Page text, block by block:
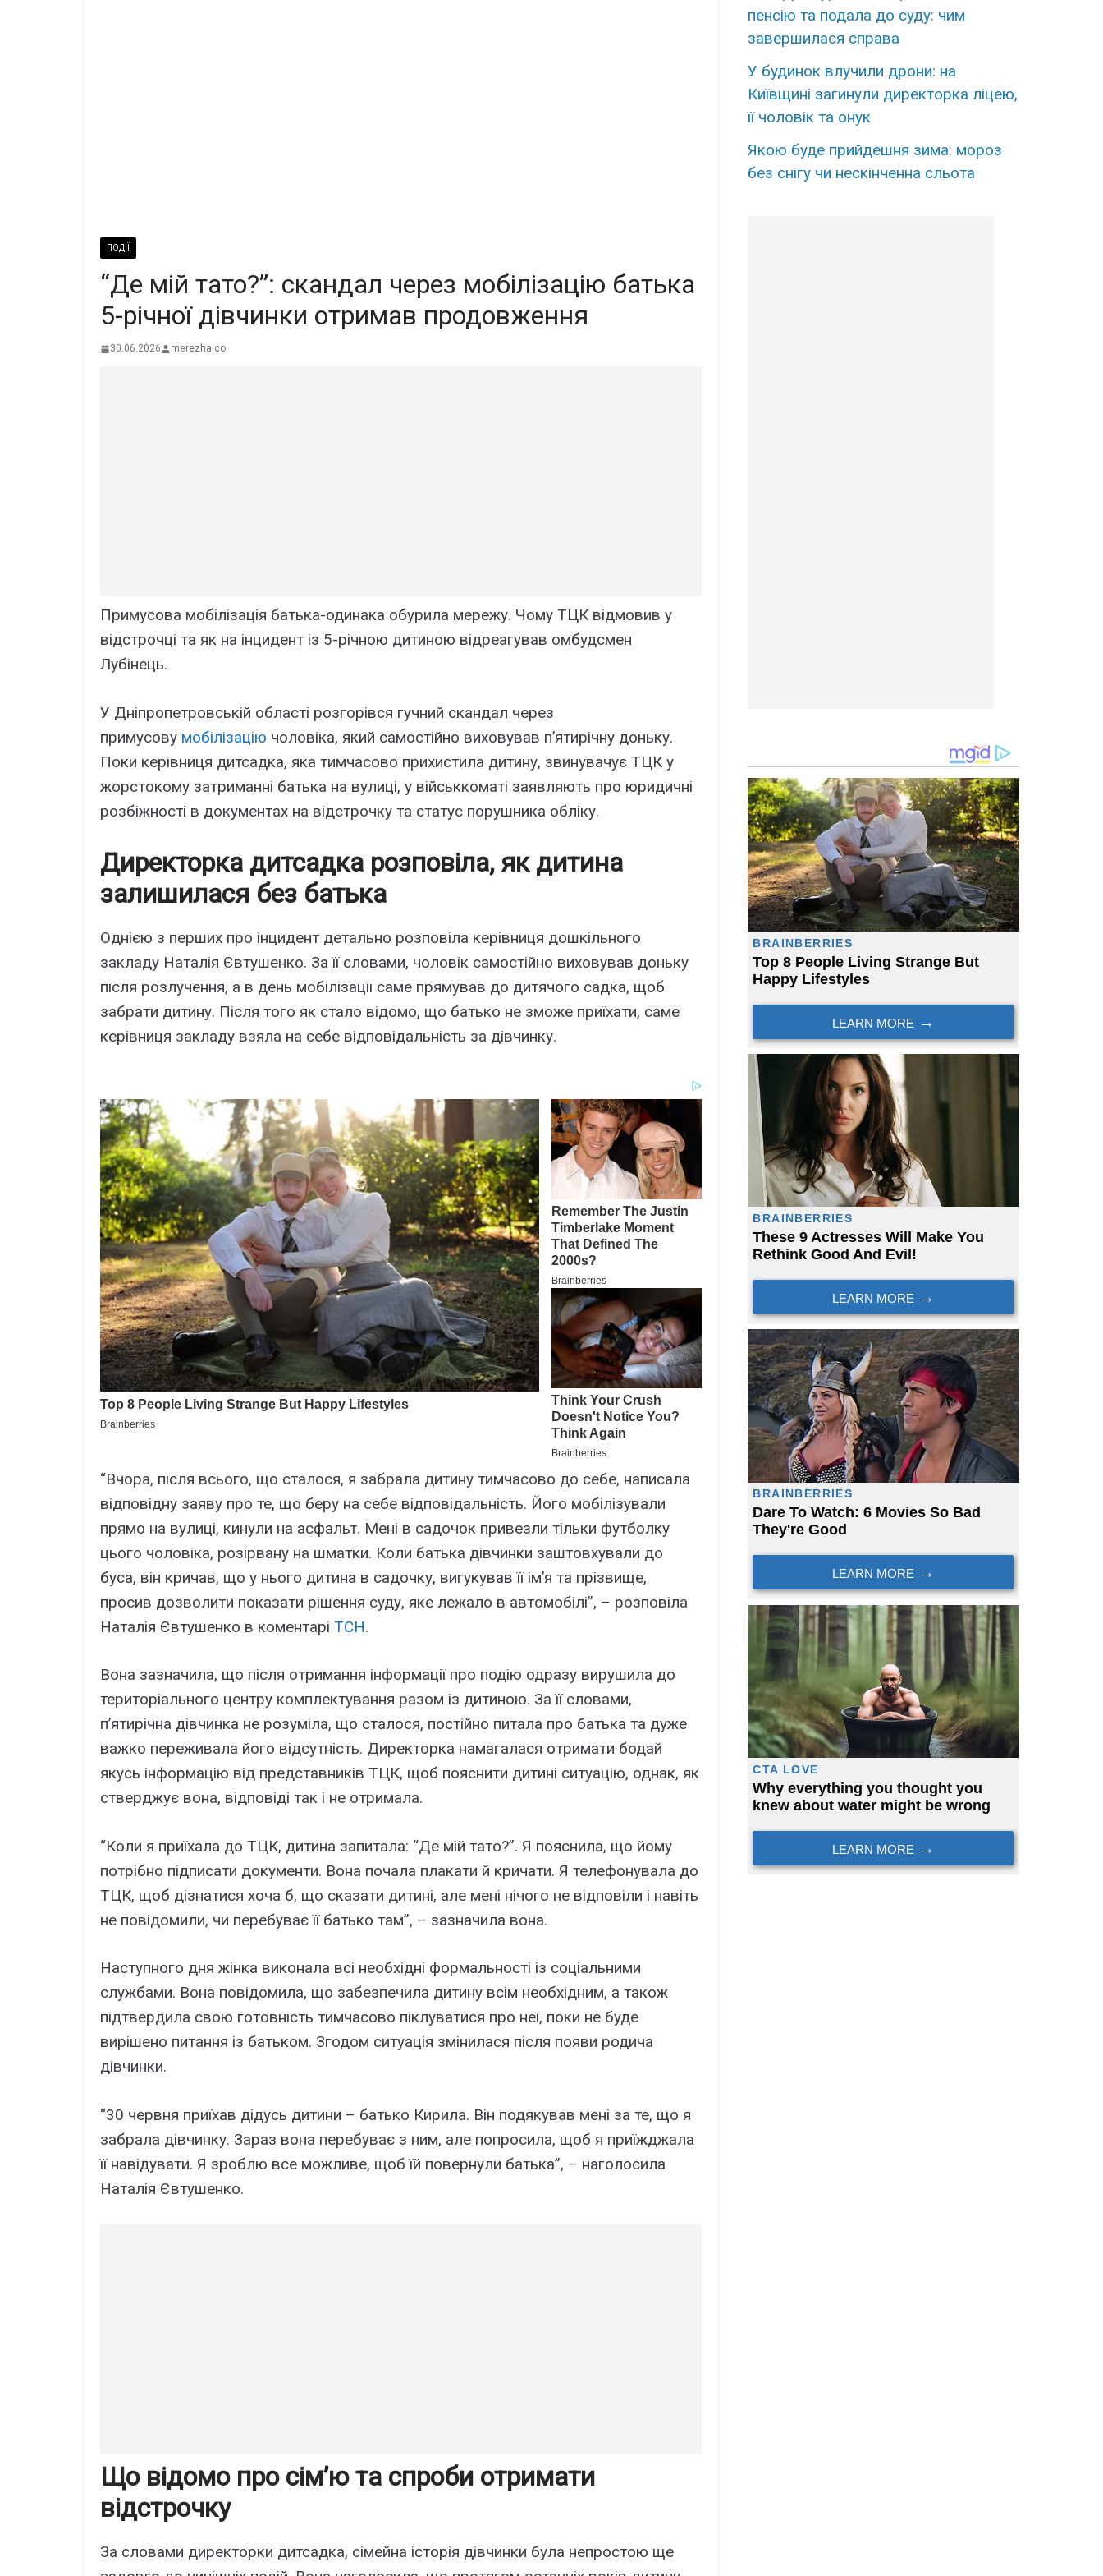
ПОДІЇ
“Де мій тато?”: скандал через мобілізацію батька
5-річної дівчинки отримав продовження
30.06.2026 merezha.co
Примусова мобілізація батька-одинака обурила мережу. Чому ТЦК відмовив у
відстрочці та як на інцидент із 5-річною дитиною відреагував омбудсмен
Лубінець.
У Дніпропетровській області розгорівся гучний скандал через
примусову мобілізацію чоловіка, який самостійно виховував п’ятирічну доньку.
Поки керівниця дитсадка, яка тимчасово прихистила дитину, звинувачує ТЦК у
жорстокому затриманні батька на вулиці, у військкоматі заявляють про юридичні
розбіжності в документах на відстрочку та статус порушника обліку.
Директорка дитсадка розповіла, як дитина
залишилася без батька
Однією з перших про інцидент детально розповіла керівниця дошкільного
закладу Наталія Євтушенко. За її словами, чоловік самостійно виховував доньку
після розлучення, а в день мобілізації саме прямував до дитячого садка, щоб
забрати дитину. Після того як стало відомо, що батько не зможе приїхати, саме
керівниця закладу взяла на себе відповідальність за дівчинку.
“Вчора, після всього, що сталося, я забрала дитину тимчасово до себе, написала
відповідну заяву про те, що беру на себе відповідальність. Його мобілізували
прямо на вулиці, кинули на асфальт. Мені в садочок привезли тільки футболку
цього чоловіка, розірвану на шматки. Коли батька дівчинки заштовхували до
буса, він кричав, що у нього дитина в садочку, вигукував її ім’я та прізвище,
просив дозволити показати рішення суду, яке лежало в автомобілі”, – розповіла
Наталія Євтушенко в коментарі ТСН.
Вона зазначила, що після отримання інформації про подію одразу вирушила до
територіального центру комплектування разом із дитиною. За її словами,
п’ятирічна дівчинка не розуміла, що сталося, постійно питала про батька та дуже
важко переживала його відсутність. Директорка намагалася отримати бодай
якусь інформацію від представників ТЦК, щоб пояснити дитині ситуацію, однак, як
стверджує вона, відповіді так і не отримала.
“Коли я приїхала до ТЦК, дитина запитала: “Де мій тато?”. Я пояснила, що йому
потрібно підписати документи. Вона почала плакати й кричати. Я телефонувала до
ТЦК, щоб дізнатися хоча б, що сказати дитині, але мені нічого не відповіли і навіть
не повідомили, чи перебуває її батько там”, – зазначила вона.
Наступного дня жінка виконала всі необхідні формальності із соціальними
службами. Вона повідомила, що забезпечила дитину всім необхідним, а також
підтвердила свою готовність тимчасово піклуватися про неї, поки не буде
вирішено питання із батьком. Згодом ситуація змінилася після появи родича
дівчинки.
“30 червня приїхав дідусь дитини – батько Кирила. Він подякував мені за те, що я
забрала дівчинку. Зараз вона перебуває з ним, але попросила, щоб я приїжджала
її навідувати. Я зроблю все можливе, щоб їй повернули батька”, – наголосила
Наталія Євтушенко.
Що відомо про сім’ю та спроби отримати
відстрочку
За словами директорки дитсадка, сімейна історія дівчинки була непростою ще
пенсію та подала до суду: чим
завершилася справа
У будинок влучили дрони: на
Київщині загинули директорка ліцею,
її чоловік та онук
Якою буде прийдешня зима: мороз
без снігу чи нескінченна сльота